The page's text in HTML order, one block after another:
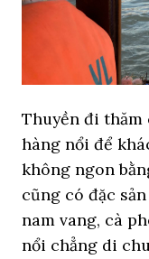
Thuyền đi thăm
hàng nổi để
không ngon
cũng có đặc
nam vang, cà
nổi chẳng di